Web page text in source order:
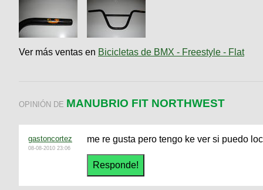
Ver más ventas en Bicicletas de BMX - Freestyle - Flat
OPINIÓN DE MANUBRIO FIT NORTHWEST
gastoncortez
08-08-2010 23:06
me re gusta pero tengo ke ver si puedo